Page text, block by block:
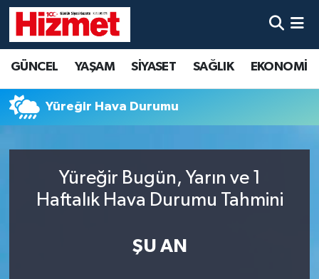
GÜNCEL YAŞAM SİYASET SAĞLIK EKONOMİ
Yüreğir Hava Durumu
Yüreğir Bugün, Yarın ve 1
Haftalık Hava Durumu Tahmini
ŞU AN
YAŞAM
SİYASET
EKONOMİ
Denizli Hava Durumu
Denizli Trafik Yoğunluk Haritası
Tüm Manşetler